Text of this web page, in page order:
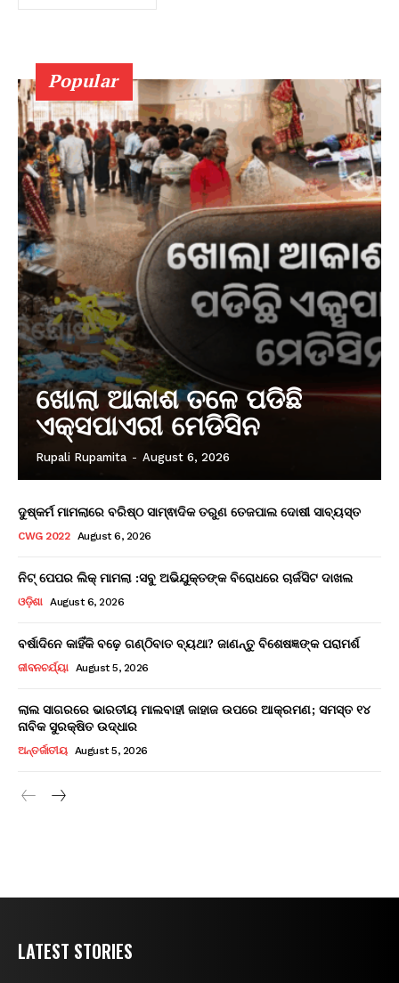
Popular
ଖୋଲା ଆକାଶ ତଳେ ପଡିଛି
ଏକ୍ସପାଏରୀ ମେଡିସିନ
Rupali Rupamita - August 6, 2026
ଦୁଷ୍କର୍ମ ମାମଲାରେ ବରିଷ୍ଠ ସାମ୍ଵାଦିକ ତରୁଣ ତେଜପାଲ ଦୋଷୀ ସାବ୍ୟସ୍ତ
CWG 2022 August 6, 2026
ନିଟ୍ ପେପର ଲିକ୍ ମାମଲା :ସବୁ ଅଭିଯୁକ୍ତଙ୍କ ବିରୋଧରେ ଚାର୍ଜସିଟ ଦାଖଲ
ଓଡ଼ିଶା August 6, 2026
ବର୍ଷାଦିନେ କାହିଁକି ବଢ଼େ ଗଣ୍ଠିବାତ ବ୍ୟଥା? ଜାଣନ୍ତୁ ବିଶେଷଜ୍ଞଙ୍କ ପରାମର୍ଶ
ଜୀବନଚର୍ଯ୍ୟା August 5, 2026
ଲାଲ ସାଗରରେ ଭାରତୀୟ ମାଲବାହୀ ଜାହାଜ ଉପରେ ଆକ୍ରମଣ; ସମସ୍ତ ୧୪
ନାବିକ ସୁରକ୍ଷିତ ଉଦ୍ଧାର
ଅନ୍ତର୍ଜାତୀୟ August 5, 2026
LATEST STORIES